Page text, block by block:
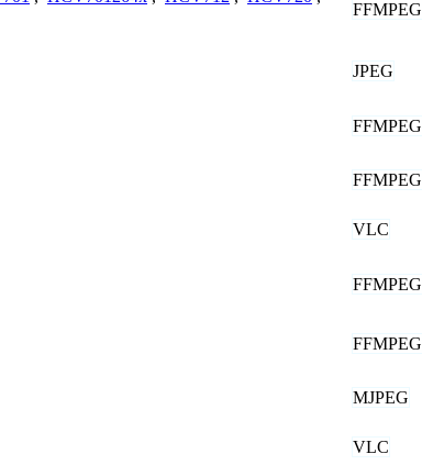
FFMPEG
JPEG
FFMPEG
FFMPEG
VLC
FFMPEG
FFMPEG
MJPEG
VLC